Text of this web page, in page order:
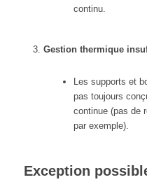
continu.
Gestion thermique
Les supports et
pas toujours
continue (pas de
par exemple).
Exception